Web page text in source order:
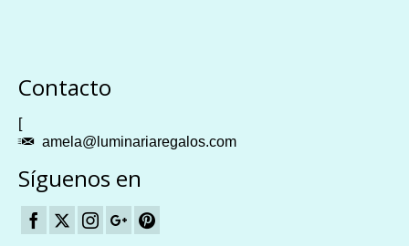
Contacto
[
amela@luminariaregalos.com
Síguenos en